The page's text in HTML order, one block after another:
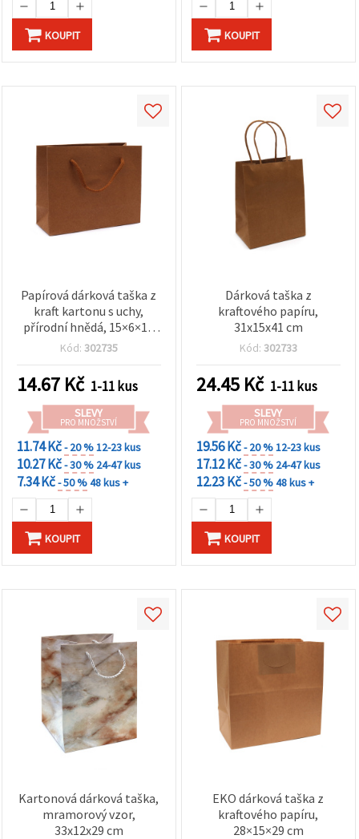
KOUPIT KOUPIT
Papírová dárková taška z
kraft kartonu s uchy,
přírodní hnědá, 15×6×12
cm
Kód: 302735
14.67 Kč 1-11 kus
SLEVY
PRO MNOŽSTVÍ
11.74 Kč- 20 %12-23 kus
10.27 Kč- 30 % 24-47 kus
7.34 Kč- 50 %48 kus +
KOUPIT
Dárková taška z
kraftového papíru,
31x15x41 cm
Kód: 302733
24.45 Kč 1-11 kus
SLEVY
PRO MNOŽSTVÍ
19.56 Kč- 20 %12-23 kus
17.12 Kč- 30 % 24-47 kus
12.23 Kč- 50 %48 kus +
KOUPIT
Kartonová dárková taška,
mramorový vzor,
33x12x29 cm
EKO dárková taška z
kraftového papíru,
28×15×29 cm